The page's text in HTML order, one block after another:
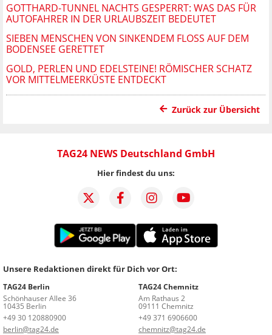
GOTTHARD-TUNNEL NACHTS GESPERRT: WAS DAS FÜR
AUTOFAHRER IN DER URLAUBSZEIT BEDEUTET
SIEBEN MENSCHEN VON SINKENDEM FLOSS AUF DEM B
ODENSEE GERETTET
GOLD, PERLEN UND EDELSTEINE! RÖMISCHER SCHATZ
VOR MITTELMEERKÜSTE ENTDECKT
Zurück zur Übersicht
TAG24 NEWS Deutschland GmbH
Hier findest du uns:
Unsere Redaktionen direkt für Dich vor Ort:
TAG24 Berlin
Schönhauser Allee 36
10435 Berlin
+49 30 120880900
berlin@tag24.de
TAG24 Chemnitz
Am Rathaus 2
09111 Chemnitz
+49 371 6906600
chemnitz@tag24.de